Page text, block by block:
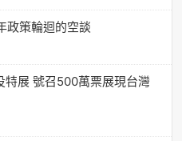
政策輪迴的空談
特展 號召500萬票展現台灣